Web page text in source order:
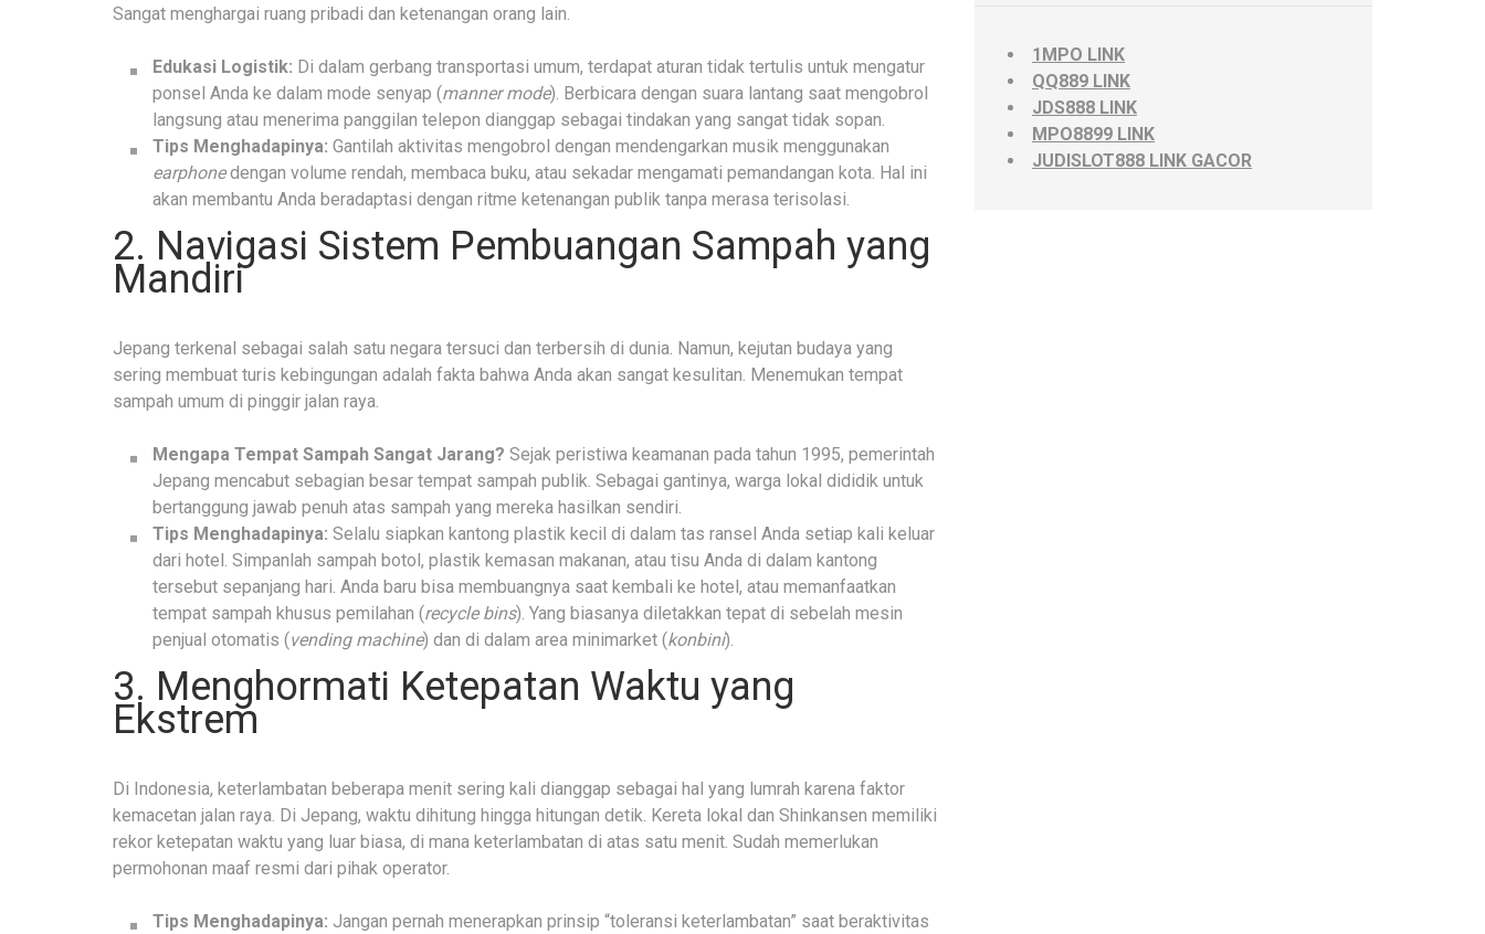
Sangat menghargai ruang pribadi dan ketenangan orang lain.
Edukasi Logistik: Di dalam gerbang transportasi umum, terdapat aturan tidak tertulis untuk mengatur
ponsel Anda ke dalam mode senyap (manner mode). Berbicara dengan suara lantang saat mengobrol
langsung atau menerima panggilan telepon dianggap sebagai tindakan yang sangat tidak sopan.
Tips Menghadapinya: Gantilah aktivitas mengobrol dengan mendengarkan musik menggunakan
earphonedengan volume rendah, membaca buku, atau sekadar mengamati pemandangan kota. Hal ini
akan membantu Anda beradaptasi dengan ritme ketenangan publik tanpa merasa terisolasi.
2. Navigasi Sistem Pembuangan Sampah yang
Mandiri
Jepang terkenal sebagai salah satu negara tersuci dan terbersih di dunia. Namun, kejutan budaya yang
sering membuat turis kebingungan adalah fakta bahwa Anda akan sangat kesulitan. Menemukan tempat
sampah umum di pinggir jalan raya.
Mengapa Tempat Sampah Sangat Jarang? Sejak peristiwa keamanan pada tahun 1995, pemerintah
Jepang mencabut sebagian besar tempat sampah publik. Sebagai gantinya, warga lokal dididik untuk
bertanggung jawab penuh atas sampah yang mereka hasilkan sendiri.
Tips Menghadapinya: Selalu siapkan kantong plastik kecil di dalam tas ransel Anda setiap kali keluar
dari hotel. Simpanlah sampah botol, plastik kemasan makanan, atau tisu Anda di dalam kantong
tersebut sepanjang hari. Anda baru bisa membuangnya saat kembali ke hotel, atau memanfaatkan
tempat sampah khusus pemilahan (recycle bins). Yang biasanya diletakkan tepat di sebelah mesin
penjual otomatis (vending machine) dan di dalam area minimarket (konbini).
3. Menghormati Ketepatan Waktu yang
Ekstrem
Di Indonesia, keterlambatan beberapa menit sering kali dianggap sebagai hal yang lumrah karena faktor
kemacetan jalan raya. Di Jepang, waktu dihitung hingga hitungan detik. Kereta lokal dan Shinkansen memiliki
rekor ketepatan waktu yang luar biasa, di mana keterlambatan di atas satu menit. Sudah memerlukan
permohonan maaf resmi dari pihak operator.
Tips Menghadapinya: Jangan pernah menerapkan prinsip “toleransi keterlambatan” saat beraktivitas
1MPO LINK
QQ889 LINK
JDS888 LINK
MPO8899 LINK
JUDISLOT888 LINK GACOR